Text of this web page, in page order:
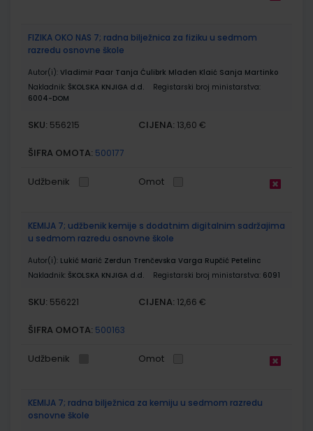
FIZIKA OKO NAS 7; radna bilježnica za fiziku u sedmom
razredu osnovne škole
Autor(i): Vladimir Paar Tanja Ćulibrk Mladen Klaić Sanja Martinko
Nakladnik: ŠKOLSKA KNJIGA d.d.
Registarski broj ministarstva:
6004-DOM
SKU: 556215 CIJENA: 13,60 €
ŠIFRA OMOTA: 500177
Udžbenik Omot
KEMIJA 7; udžbenik kemije s dodatnim digitalnim sadržajima
u sedmom razredu osnovne škole
Autor(i): Lukić Marić Zerdun Trenčevska Varga Rupčić Petelinc
Nakladnik: ŠKOLSKA KNJIGA d.d. Registarski broj ministarstva: 6091
SKU: 556221 CIJENA: 12,66 €
ŠIFRA OMOTA: 500163
Udžbenik Omot
KEMIJA 7; radna bilježnica za kemiju u sedmom razredu
osnovne škole